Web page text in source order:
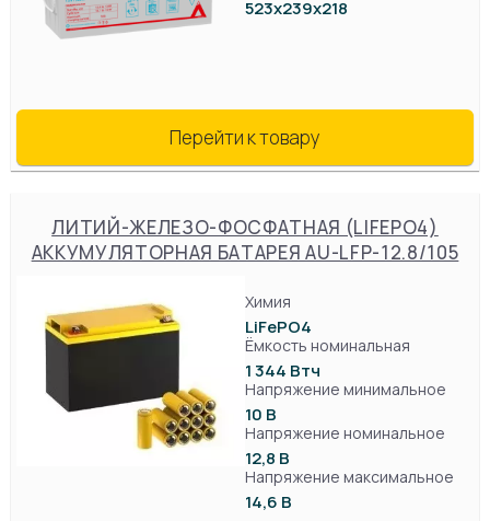
523х239х218
Перейти к товару
ЛИТИЙ-ЖЕЛЕЗО-ФОСФАТНАЯ (LIFEPO4)
АККУМУЛЯТОРНАЯ БАТАРЕЯ AU-LFP-12.8/105
Химия
LiFePO4
Ёмкость номинальная
1 344 Втч
Напряжение минимальное
10 В
Напряжение номинальное
12,8 В
Напряжение максимальное
14,6 В